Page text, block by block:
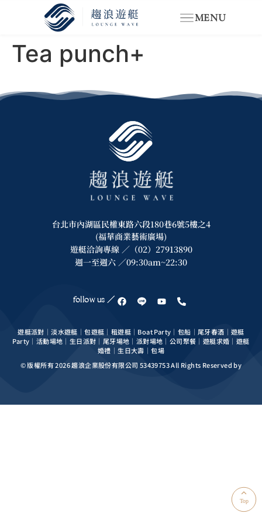
MENU
Tea punch+
台北市內湖區民權東路六段180巷6號5樓之4
(福華商業藝術廣場)
遊艇洽詢專線 ／（02）27913890
週一至週六 ／09:30am~22:30
follow us ／
遊艇派對｜淡水遊艇｜包遊艇｜租遊艇｜Boat Party｜包船｜尾牙春酒｜遊艇
Party｜活動場地｜生日派對｜尾牙場地｜派對場地｜公司聚餐｜遊艇求婚｜遊艇
婚禮｜生日大壽｜包場
© 版權所有 2026 趨浪企業股份有限公司 53439753 All Rights Reserved by
Top